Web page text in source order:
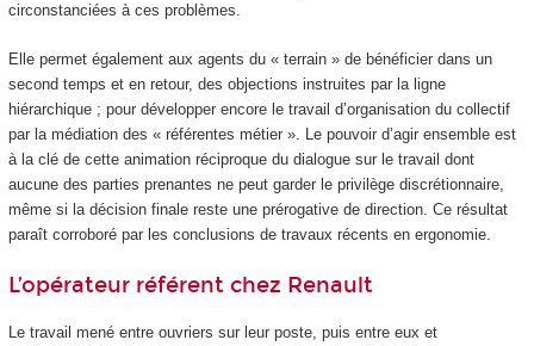
circonstanciées à ces problèmes.
Elle permet également aux agents du « terrain » de bénéficier dans un
second temps et en retour, des objections instruites par la ligne
hiérarchique ; pour développer encore le travail d’organisation du collectif
par la médiation des « référentes métier ». Le pouvoir d’agir ensemble est
à la clé de cette animation réciproque du dialogue sur le travail dont
aucune des parties prenantes ne peut garder le privilège discrétionnaire,
même si la décision finale reste une prérogative de direction. Ce résultat
paraît corroboré par les conclusions de travaux récents en ergonomie.
L’opérateur référent chez Renault
Le travail mené entre ouvriers sur leur poste, puis entre eux et